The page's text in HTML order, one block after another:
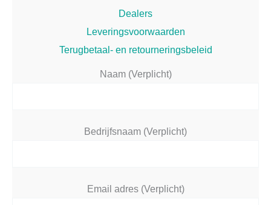
Dealers
Leveringsvoorwaarden
Terugbetaal- en retourneringsbeleid
Naam (Verplicht)
Bedrijfsnaam (Verplicht)
Email adres (Verplicht)